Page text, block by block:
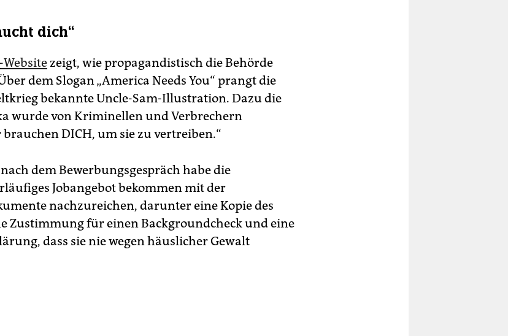
dich“
zeigt, wie propagandistisch die Behörde
dem Slogan „America Needs You“ prangt die
bekannte Uncle-Sam-Illustration. Dazu die
wurde von Kriminellen und Verbrechern
DICH, um sie zu vertreiben.“
dem Bewerbungsgespräch habe die
Jobangebot bekommen mit der
nachzureichen, darunter eine Kopie des
Zustimmung für einen Backgroundcheck und eine
dass sie nie wegen häuslicher Gewalt